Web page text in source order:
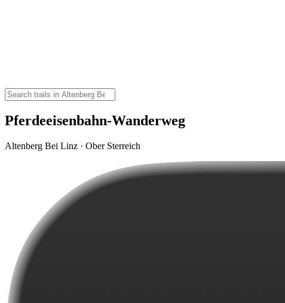
Pferdeeisenbahn-Wanderweg
Altenberg Bei Linz · Ober Sterreich